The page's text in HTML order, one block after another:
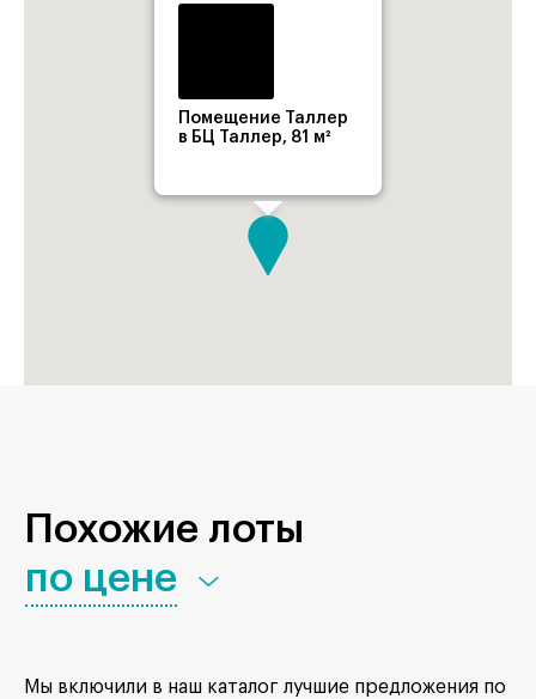
Помещение Таллер
в БЦ Таллер, 81 м²
Похожие лоты
по цене
Мы включили в наш каталог лучшие предложения по